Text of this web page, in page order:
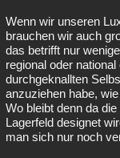
Wenn wir unseren
brauchen wir auch
das betrifft nur
regional oder
durchgeknallten
anzuziehen habe,
Wo bleibt denn da
Lagerfeld designet
man sich nur noch